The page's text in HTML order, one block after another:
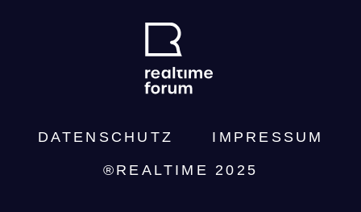
DATENSCHUTZ­ IMPRESSUM
®REALTIME 2025